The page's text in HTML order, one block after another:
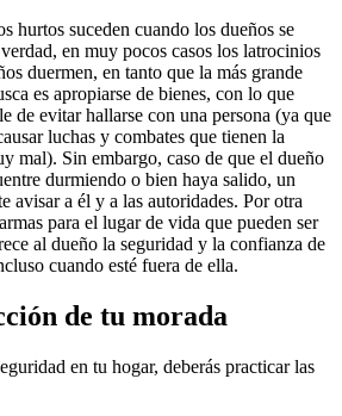
hurtos suceden cuando los dueños se
en muy pocos casos los latrocinios
duermen, en tanto que la más grande
es apropiarse de bienes, con lo que
de evitar hallarse con una persona (ya que
luchas y combates que tienen la
mal). Sin embargo, caso de que el dueño
durmiendo o bien haya salido, un
avisar a él y a las autoridades. Por otra
para el lugar de vida que pueden ser
al dueño la seguridad y la confianza de
cuando esté fuera de ella.
de tu morada
en tu hogar, deberás practicar las